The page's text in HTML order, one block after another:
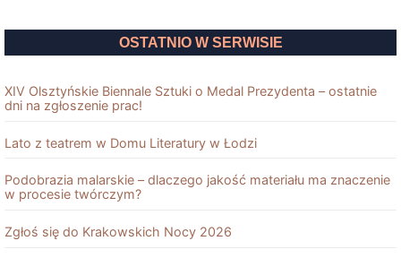
OSTATNIO W SERWISIE
XIV Olsztyńskie Biennale Sztuki o Medal Prezydenta – ostatnie
dni na zgłoszenie prac!
Lato z teatrem w Domu Literatury w Łodzi
Podobrazia malarskie – dlaczego jakość materiału ma znaczenie
w procesie twórczym?
Zgłoś się do Krakowskich Nocy 2026